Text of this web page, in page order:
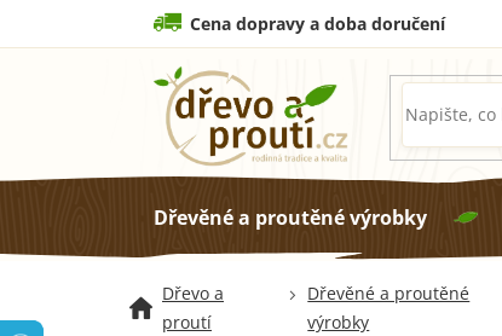
obsah
Cena dopravy a doba doručení
Dřevěné a proutěné výrobky
Dřevo a
proutí
Dřevěné a proutěné
výrobky